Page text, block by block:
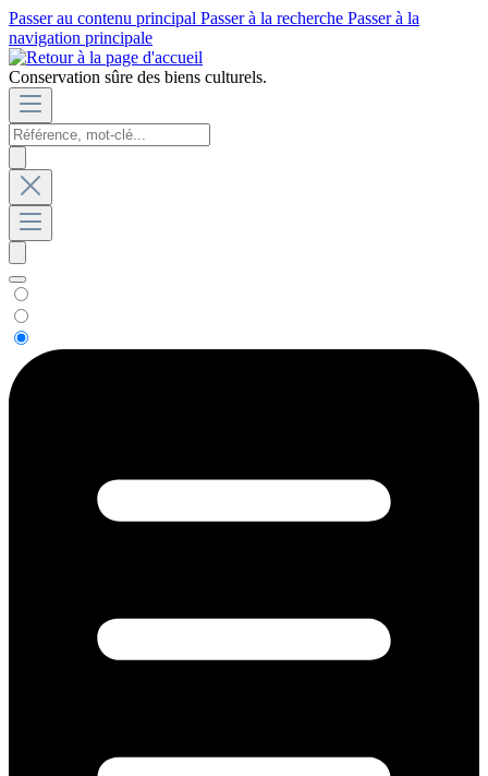
Passer au contenu principal Passer à la recherche Passer à la
navigation principale
Conservation sûre des biens culturels.